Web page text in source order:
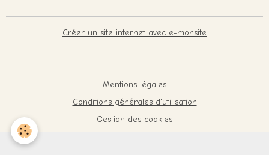
Créer un site internet avec e-monsite
Mentions légales
Conditions générales d'utilisation
Gestion des cookies